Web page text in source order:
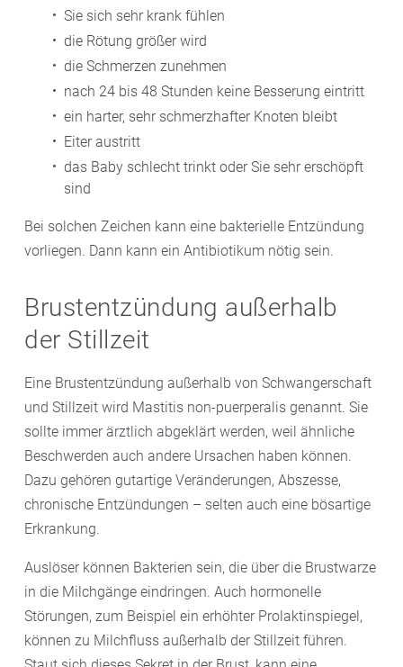
Sie sich sehr krank fühlen
die Rötung größer wird
die Schmerzen zunehmen
nach 24 bis 48 Stunden keine Besserung eintritt
ein harter, sehr schmerzhafter Knoten bleibt
Eiter austritt
das Baby schlecht trinkt oder Sie sehr erschöpft
sind
Bei solchen Zeichen kann eine bakterielle Entzündung
vorliegen. Dann kann ein Antibiotikum nötig sein.
Brustentzündung außerhalb
der Stillzeit
Eine Brustentzündung außerhalb von Schwangerschaft
und Stillzeit wird Mastitis non-puerperalis genannt. Sie
sollte immer ärztlich abgeklärt werden, weil ähnliche
Beschwerden auch andere Ursachen haben können.
Dazu gehören gutartige Veränderungen, Abszesse,
chronische Entzündungen – selten auch eine bösartige
Erkrankung.
Auslöser können Bakterien sein, die über die Brustwarze
in die Milchgänge eindringen. Auch hormonelle
Störungen, zum Beispiel ein erhöhter Prolaktinspiegel,
können zu Milchfluss außerhalb der Stillzeit führen.